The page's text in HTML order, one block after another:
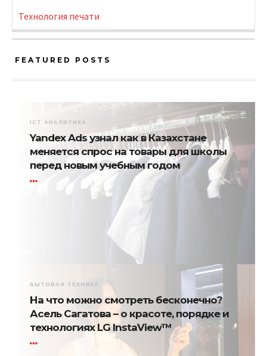
Технология печати
FEATURED POSTS
ICT АНАЛИТИКА
Yandex Ads узнал как в Казахстане
меняется спрос на товары для школы
перед новым учебным годом
БЫТОВАЯ ТЕХНИКА
На что можно смотреть бесконечно?
Асель Сагатова – о красоте, порядке и
технологиях LG InstaView™